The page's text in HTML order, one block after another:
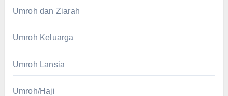
Umroh dan Ziarah
Umroh Keluarga
Umroh Lansia
Umroh/Haji